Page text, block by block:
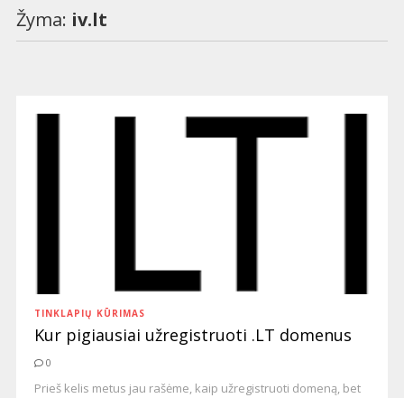
Žyma: iv.lt
TINKLAPIŲ KŪRIMAS
Kur pigiausiai užregistruoti .LT domenus
0
Prieš kelis metus jau rašėme, kaip užregistruoti domeną, bet